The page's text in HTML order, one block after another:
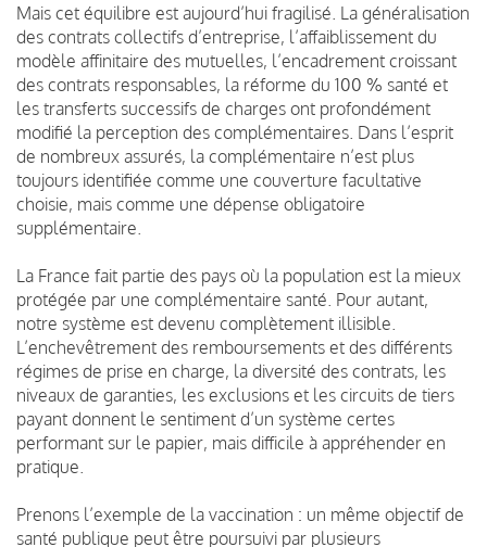
Mais cet équilibre est aujourd’hui fragilisé. La généralisation
des contrats collectifs d’entreprise, l’affaiblissement du
modèle affinitaire des mutuelles, l’encadrement croissant
des contrats responsables, la réforme du 100 % santé et
les transferts successifs de charges ont profondément
modifié la perception des complémentaires. Dans l’esprit
de nombreux assurés, la complémentaire n’est plus
toujours identifiée comme une couverture facultative
choisie, mais comme une dépense obligatoire
supplémentaire.
La France fait partie des pays où la population est la mieux
protégée par une complémentaire santé. Pour autant,
notre système est devenu complètement illisible.
L’enchevêtrement des remboursements et des différents
régimes de prise en charge, la diversité des contrats, les
niveaux de garanties, les exclusions et les circuits de tiers
payant donnent le sentiment d’un système certes
performant sur le papier, mais difficile à appréhender en
pratique.
Prenons l’exemple de la vaccination : un même objectif de
santé publique peut être poursuivi par plusieurs